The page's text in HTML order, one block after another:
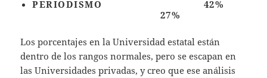
PERIODISMO 42%
27%
Los porcentajes en la Universidad estatal están
dentro de los rangos normales, pero se escapan en
las Universidades privadas, y creo que ese análisis